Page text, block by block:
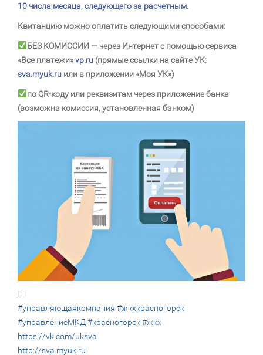
10 числа месяца, следующего за расчетным.
Квитанцию можно оплатить следующими способами:
БЕЗ КОМИССИИ — через Интернет с помощью сервиса
«Все платежи»vp.ru (прямые ссылки на сайте УК:
sva.myuk.ru или в приложении «Моя УК»)
по QR-коду или реквизитам через приложение банка
(возможна комиссия, установленная банком)
==
#управляющаякомпания #жкхкрасногорск
#управлениеМКД #красногорск#жкх
https://vk.com/uksva
http://sva.myuk.ru